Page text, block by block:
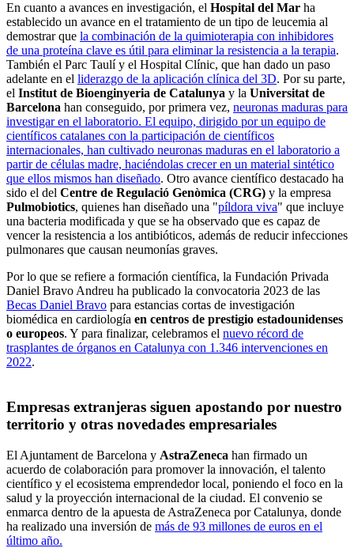
En cuanto a avances en investigación, el Hospital del Mar ha
establecido un avance en el tratamiento de un tipo de leucemia al
demostrar que la combinación de la quimioterapia con inhibidores
de una proteína clave es útil para eliminar la resistencia a la terapia.
También el Parc Taulí y el Hospital Clínic, que han dado un paso
adelante en el liderazgo de la aplicación clínica del 3D. Por su parte,
el Institut de Bioenginyeria de Catalunya y la Universitat de
Barcelona han conseguido, por primera vez, neuronas maduras para
investigar en el laboratorio. El equipo, dirigido por un equipo de
científicos catalanes con la participación de científicos
internacionales, han cultivado neuronas maduras en el laboratorio a
partir de células madre, haciéndolas crecer en un material sintético
que ellos mismos han diseñado. Otro avance científico destacado ha
sido el del Centre de Regulació Genòmica (CRG) y la empresa
Pulmobiotics, quienes han diseñado una "píldora viva" que incluye
una bacteria modificada y que se ha observado que es capaz de
vencer la resistencia a los antibióticos, además de reducir infecciones
pulmonares que causan neumonías graves.
Por lo que se refiere a formación científica, la Fundación Privada
Daniel Bravo Andreu ha publicado la convocatoria 2023 de las
Becas Daniel Bravo para estancias cortas de investigación
biomédica en cardiología en centros de prestigio estadounidenses
o europeos. Y para finalizar, celebramos el nuevo récord de
trasplantes de órganos en Catalunya con 1.346 intervenciones en
2022.
Empresas extranjeras siguen apostando por nuestro
territorio y otras novedades empresariales
El Ajuntament de Barcelona y AstraZeneca han firmado un
acuerdo de colaboración para promover la innovación, el talento
científico y el ecosistema emprendedor local, poniendo el foco en la
salud y la proyección internacional de la ciudad. El convenio se
enmarca dentro de la apuesta de AstraZeneca por Catalunya, donde
ha realizado una inversión de más de 93 millones de euros en el
último año.